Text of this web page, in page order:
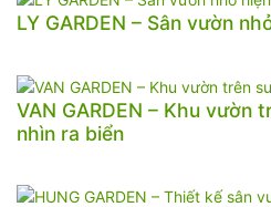
LY GARDEN – Sân vườn
VAN GARDEN – Khu vườn
nhìn ra biển